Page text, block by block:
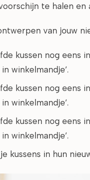
te halen en
van jouw
kussen nog eens
winkelmandje’.
kussen nog eens
winkelmandje’.
kussen nog eens
winkelmandje’.
kussens in hun